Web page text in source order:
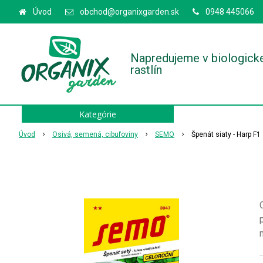
Napredujeme v
rastlín
Úvod obchod@organixgarden.sk 0948 445066
Úvod Osivá, semená, cibuľoviny SEMO Špenát siaty - Harp
Kategórie